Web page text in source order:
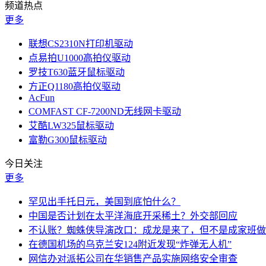
频道热点
更多
联想CS2310N打印机驱动
点易拍U1000高拍仪驱动
罗技T630蓝牙鼠标驱动
方正Q1180高拍仪驱动
AcFun
COMFAST CF-7200ND无线网卡驱动
艾酷LW325鼠标驱动
富勒G300鼠标驱动
今日关注
更多
罕见出手托日元，美国到底怕什么？
中国是否计划在太平洋海底开采稀土？外交部回应
不认账？蜘蛛侠导演改口：成龙是来了，但不是成家班
在德国机场的乌克兰安124附近发现“炸弹无人机”
网信办对派拓公司在华销售产品实施网络安全审查